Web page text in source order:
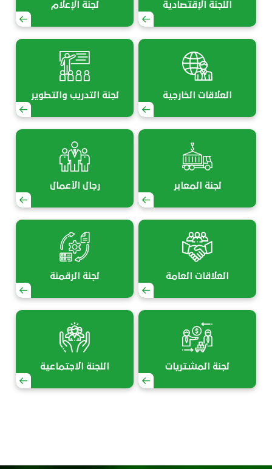
اللجنة الإقتصادية لجنة الإعلام
العلاقات الخارجية لجنة التدريب والتطوير
لجنة المعابر رجال الأعمال
العلاقات العامة لجنة الرقمنة
لجنة المشتريات اللجنة الاجتماعية